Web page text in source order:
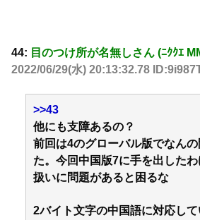
44: 目のつけ所が名無しさん (ﾆｸｸｴ
2022/06/29(水) 20:13:32.78
>>43
他にも支障あるの？
前回は4のグローバル版でなん
た。今回中国版7に手を出した
扱いに問題があると困るな
2バイト文字の中国語に対応して